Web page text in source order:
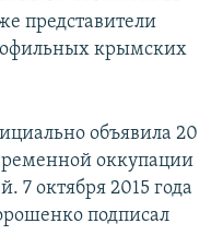
представители
крымских
объявила 20
оккупации
7 октября 2015 года
подписал